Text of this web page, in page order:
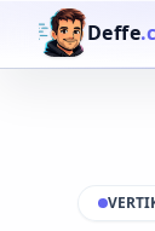
Deffe